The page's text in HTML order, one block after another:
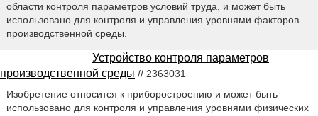
области контроля параметров условий труда, и может быть
использовано для контроля и управления уровнями факторов
производственной среды.
Устройство контроля параметров
производственной среды // 2363031
Изобретение относится к приборостроению и может быть
использовано для контроля и управления уровнями физических